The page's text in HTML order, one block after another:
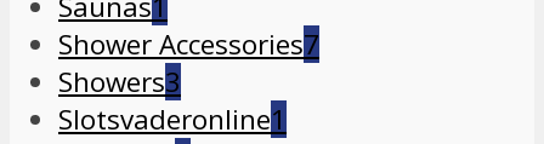
Shower Accessories7
Showers3
Slotsvaderonline1